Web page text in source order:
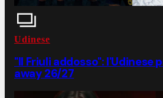
Udinese
"Il Friuli addosso": l'Udinese
away 26/27